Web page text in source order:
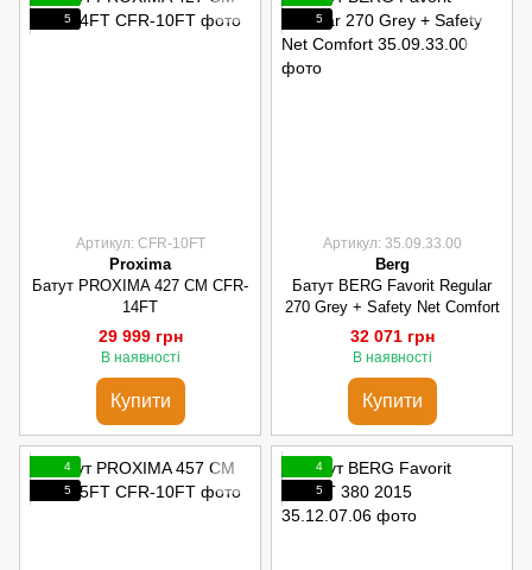
5
Артикул: CFR-10FT
Proxima
Батут PROXIMA 427 СМ CFR-
14FT
29 999 грн
В наявності
Купити
5
Артикул: 35.09.33.00
Berg
Батут BERG Favorit Regular
270 Grey + Safety Net Comfort
32 071 грн
В наявності
Купити
4
5
4
5